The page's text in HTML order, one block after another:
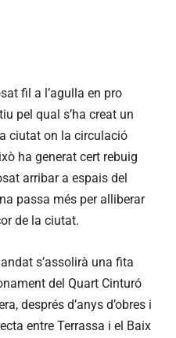
fil a l’agulla en pro
pel qual s’ha creat un
ciutat on la circulació
ha generat cert rebuig
arribar a espais del
passa més per alliberar
de la ciutat.
s’assolirà una fita
del Quart Cinturó
després d’anys d’obres i
entre Terrassa i el Baix